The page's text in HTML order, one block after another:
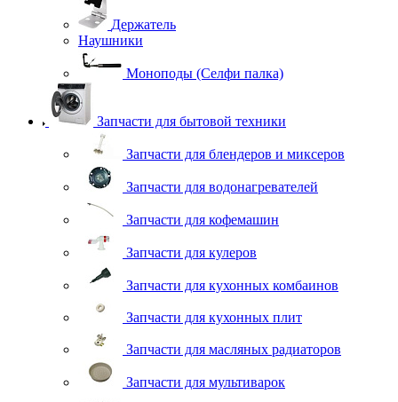
Держатель
Наушники
Моноподы (Селфи палка)
Запчасти для бытовой техники
Запчасти для блендеров и миксеров
Запчасти для водонагревателей
Запчасти для кофемашин
Запчасти для кулеров
Запчасти для кухонных комбаинов
Запчасти для кухонных плит
Запчасти для масляных радиаторов
Запчасти для мультиварок